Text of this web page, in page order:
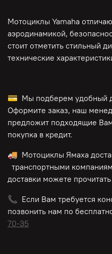
Мотоциклы Yamaha
аэродинамикой,
стоит отметить стильный
технические
💳 Мы подберем удобный
Оформите заказ, наш
предложит подходящие
покупка в кредит.
🚚 Мотоциклы Ямаха
транспортными
доставки можете прочитать
📞 Если Вам требуется
позвонить нам по
70-35